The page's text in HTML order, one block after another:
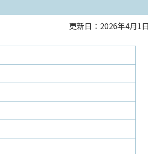
更新日：2026年4月1日